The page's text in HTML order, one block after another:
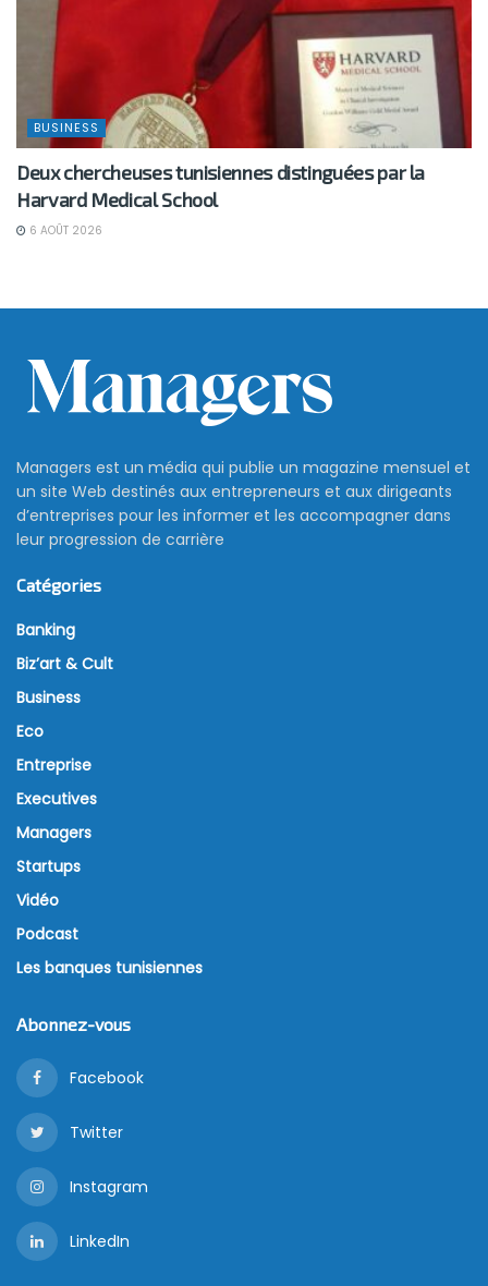
BUSINESS
Deux chercheuses tunisiennes distinguées par la
Harvard Medical School
6 AOÛT 2026
Managers est un média qui publie un magazine mensuel et
un site Web destinés aux entrepreneurs et aux dirigeants
d’entreprises pour les informer et les accompagner dans
leur progression de carrière
Catégories
Banking
Biz’art & Cult
Business
Eco
Entreprise
Executives
Managers
Startups
Vidéo
Podcast
Les banques tunisiennes
Abonnez-vous
Facebook
Twitter
Instagram
LinkedIn